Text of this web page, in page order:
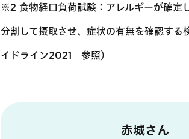
※2 食物経口負荷試験：アレルギーが確定
分割して摂取させ、症状の有無を確認す
イドライン2021 参照）
赤城さん